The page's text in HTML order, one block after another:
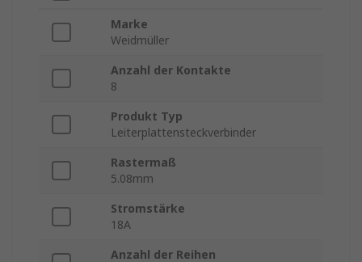
Marke
Weidmüller
Anzahl der Kontakte
8
Produkt Typ
Leiterplattensteckverbinder
Rastermaß
5.08mm
Stromstärke
18A
Anzahl der Reihen